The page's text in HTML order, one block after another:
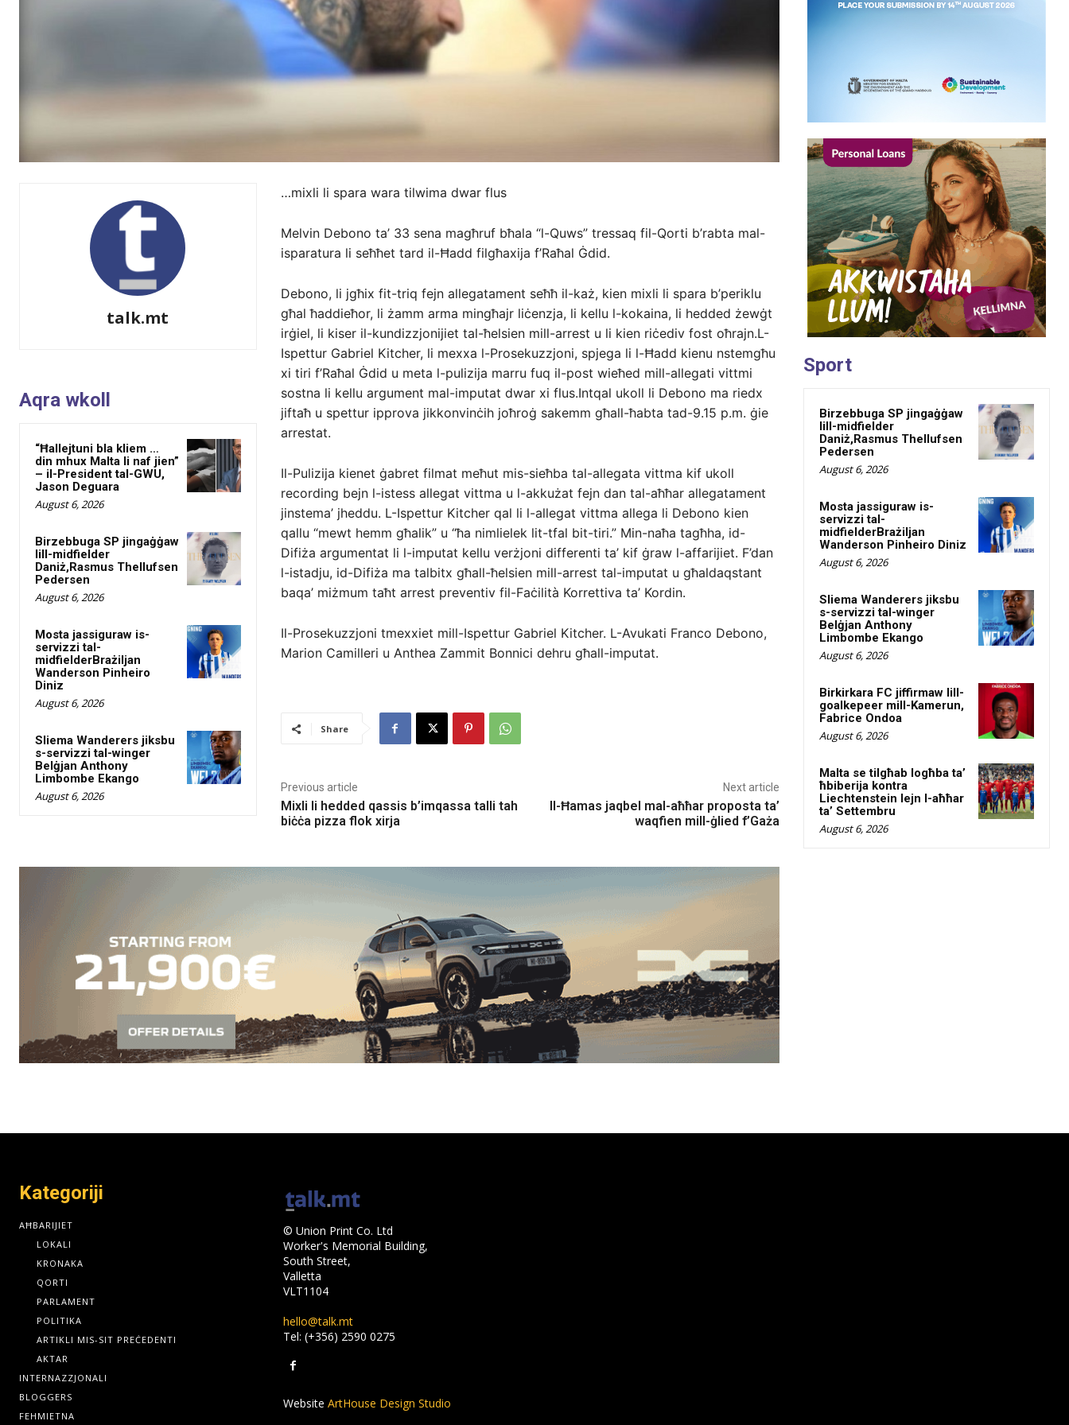
talk.mt
Aqra wkoll
“Ħallejtuni bla kliem …
din mhux Malta li naf jien”
– il-President tal-GWU,
Jason Deguara
August 6, 2026
Birzebbuga SP jingaġġaw
lill-midfielder
Daniż,Rasmus Thellufsen
Pedersen
August 6, 2026
Mosta jassiguraw is-
servizzi tal-
midfielderBrażiljan
Wanderson Pinheiro
Diniz
August 6, 2026
Sliema Wanderers jiksbu
s-servizzi tal-winger
Belġjan Anthony
Limbombe Ekango
August 6, 2026
…mixli li spara wara tilwima dwar flus
Melvin Debono ta’ 33 sena magħruf bħala “l-Quws” tressaq fil-Qorti b’rabta mal-
isparatura li seħħet tard il-Ħadd filgħaxija f’Raħal Ġdid.
Debono, li jgħix fit-triq fejn allegatament seħħ il-każ, kien mixli li spara b’periklu
għal ħaddieħor, li żamm arma mingħajr liċenzja, li kellu l-kokaina, li hedded żewġt
irġiel, li kiser il-kundizzjonijiet tal-ħelsien mill-arrest u li kien riċediv fost oħrajn.L-
Ispettur Gabriel Kitcher, li mexxa l-Prosekuzzjoni, spjega li l-Ħadd kienu nstemgħu
xi tiri f’Raħal Ġdid u meta l-pulizija marru fuq il-post wieħed mill-allegati vittmi
sostna li kellu argument mal-imputat dwar xi flus.Intqal ukoll li Debono ma riedx
jiftaħ u spettur ipprova jikkonvinċih joħroġ sakemm għall-ħabta tad-9.15 p.m. ġie
arrestat.
Il-Pulizija kienet ġabret filmat meħut mis-sieħba tal-allegata vittma kif ukoll
recording bejn l-istess allegat vittma u l-akkużat fejn dan tal-aħħar allegatament
jinstema’ jheddu. L-Ispettur Kitcher qal li l-allegat vittma allega li Debono kien
qallu “mewt hemm għalik” u “ħa nimlielek lit-tfal bit-tiri.” Min-naħa tagħha, id-
Difiża argumentat li l-imputat kellu verżjoni differenti ta’ kif ġraw l-affarijiet. F’dan
l-istadju, id-Difiża ma talbitx għall-ħelsien mill-arrest tal-imputat u għaldaqstant
baqa’ miżmum taħt arrest preventiv fil-Faċilità Korrettiva ta’ Kordin.
Il-Prosekuzzjoni tmexxiet mill-Ispettur Gabriel Kitcher. L-Avukati Franco Debono,
Marion Camilleri u Anthea Zammit Bonnici dehru għall-imputat.
Share
Previous article
Mixli li hedded qassis b’imqassa talli tah
biċċa pizza flok xirja
Next article
Il-Ħamas jaqbel mal-aħħar proposta ta’
waqfien mill-ġlied f’Gaża
Sport
Birzebbuga SP jingaġġaw
lill-midfielder
Daniż,Rasmus Thellufsen
Pedersen
August 6, 2026
Mosta jassiguraw is-
servizzi tal-
midfielderBrażiljan
Wanderson Pinheiro Diniz
August 6, 2026
Sliema Wanderers jiksbu
s-servizzi tal-winger
Belġjan Anthony
Limbombe Ekango
August 6, 2026
Birkirkara FC jiffirmaw lill-
goalkepeer mill-Kamerun,
Fabrice Ondoa
August 6, 2026
Malta se tilgħab logħba ta’
ħbiberija kontra
Liechtenstein lejn l-aħħar
ta’ Settembru
August 6, 2026
Kategoriji
AĦBARIJIET
LOKALI
KRONAKA
QORTI
PARLAMENT
POLITIKA
ARTIKLI MIS-SIT PREĊEDENTI
AKTAR
INTERNAZZJONALI
BLOGGERS
FEHMIETNA
© Union Print Co. Ltd
Worker's Memorial Building,
South Street,
Valletta
VLT1104
hello@talk.mt
Tel: (+356) 2590 0275
Website ArtHouse Design Studio